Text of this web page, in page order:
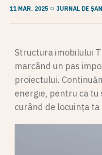
11 MAR. 2025 JURNAL DE
Structura imobilului
marcând un pas
proiectului.
energie, pentru ca tu
curând de locuința ta